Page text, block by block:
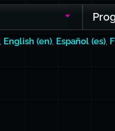
English (en) Español (es)